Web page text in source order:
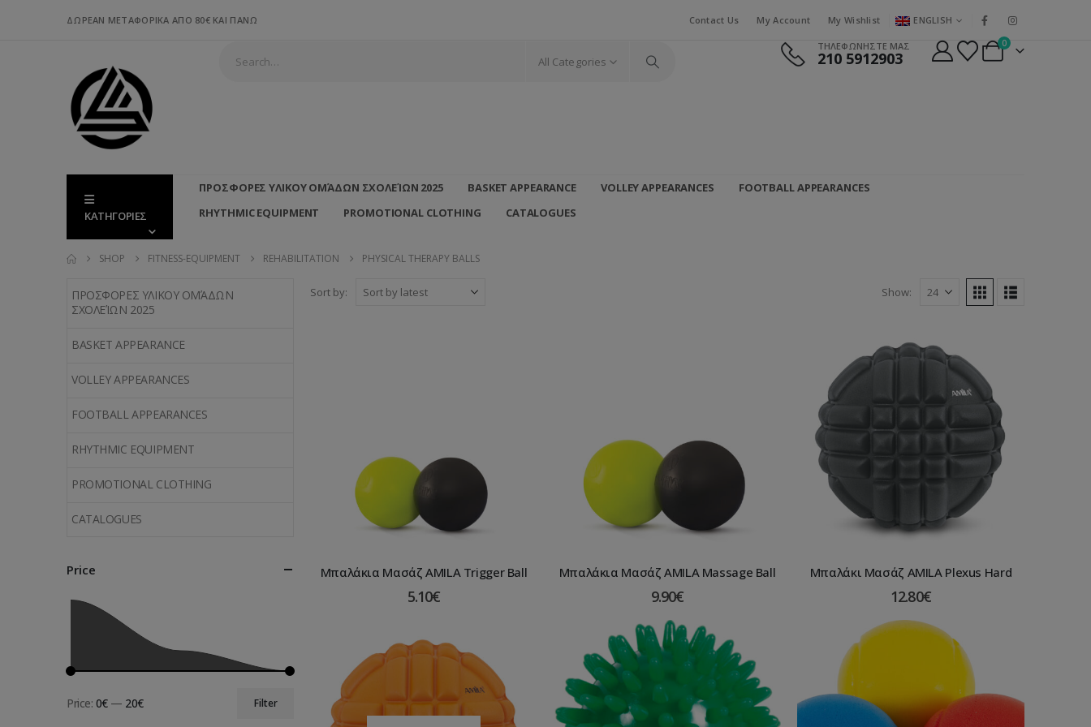
ΔΩΡΕΑΝ ΜΕΤΑΦΟΡΙΚΑ ΑΠΟ 80€ ΚΑΙ ΠΑΝΩ Contact Us My Account My Wishlist ENGLISH
All Categories
ΤΗΛΕΦΩΝΗΣΤΕ ΜΑΣ
210 5912903
0
ΚΑΤΗΓΟΡΙΕΣ
ΠΡΟΣΦΟΡΕΣ ΥΛΙΚΟΥ ΟΜΆΔΩΝ ΣΧΟΛΕΊΩΝ 2025 BASKET APPEARANCE VOLLEY APPEARANCES
FOOTBALL APPEARANCES
RHYTHMIC EQUIPMENT
PROMOTIONAL CLOTHING CATALOGUES
SHOP FITNESS-EQUIPMENT REHABILITATION PHYSICAL THERAPY BALLS
Sort by: Show:
Μπαλάκια Μασάζ AMILA Trigger Ball
5.10€
Μπαλάκια Μασάζ AMILA Massage Ball
9.90€
Μπαλάκι Μασάζ AMILA Plexus Hard
12.80€
ΠΡΟΣΦΟΡΕΣ ΥΛΙΚΟΥ ΟΜΆΔΩΝ
ΣΧΟΛΕΊΩΝ 2025
BASKET APPEARANCE
VOLLEY APPEARANCES
FOOTBALL APPEARANCES
RHYTHMIC EQUIPMENT
PROMOTIONAL CLOTHING
CATALOGUES
Price
Filter
Price: 0€— 20€